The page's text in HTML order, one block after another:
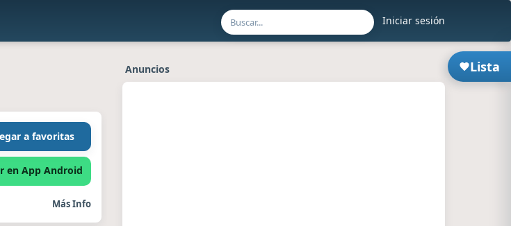
Iniciar sesión
Lista
a favoritas
en App Android
Más Info
Anuncios